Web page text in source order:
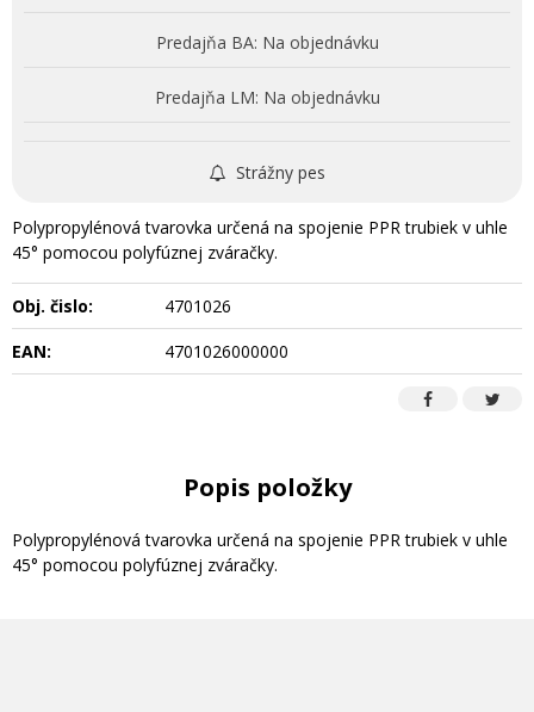
Predajňa BA: Na objednávku
Predajňa LM: Na objednávku
Strážny pes
Polypropylénová tvarovka určená na spojenie PPR trubiek v uhle
45° pomocou polyfúznej zváračky.
Obj. čislo:
4701026
EAN:
4701026000000
Popis položky
Polypropylénová tvarovka určená na spojenie PPR trubiek v uhle
45° pomocou polyfúznej zváračky.